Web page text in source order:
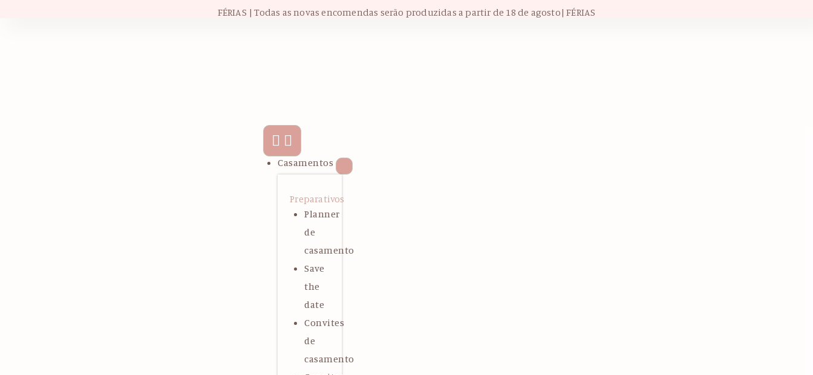
FÉRIAS | Todas as novas encomendas serão produzidas a partir de 18 de agosto| FÉRIAS
Casamentos
Preparativos
Planner
de
casamento
Save
the
date
Convites
de
casamento